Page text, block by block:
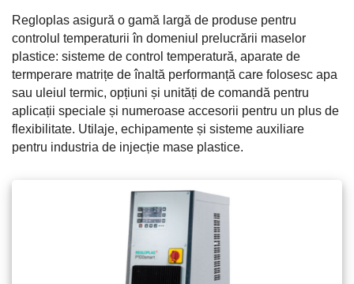
Regloplas asigură o gamă largă de produse pentru
controlul temperaturii în domeniul prelucrării maselor
plastice: sisteme de control temperatură, aparate de
termperare matrițe de înaltă performanță care folosesc apa
sau uleiul termic, opțiuni și unități de comandă pentru
aplicații speciale și numeroase accesorii pentru un plus de
flexibilitate. Utilaje, echipamente și sisteme auxiliare
pentru industria de injecție mase plastice.